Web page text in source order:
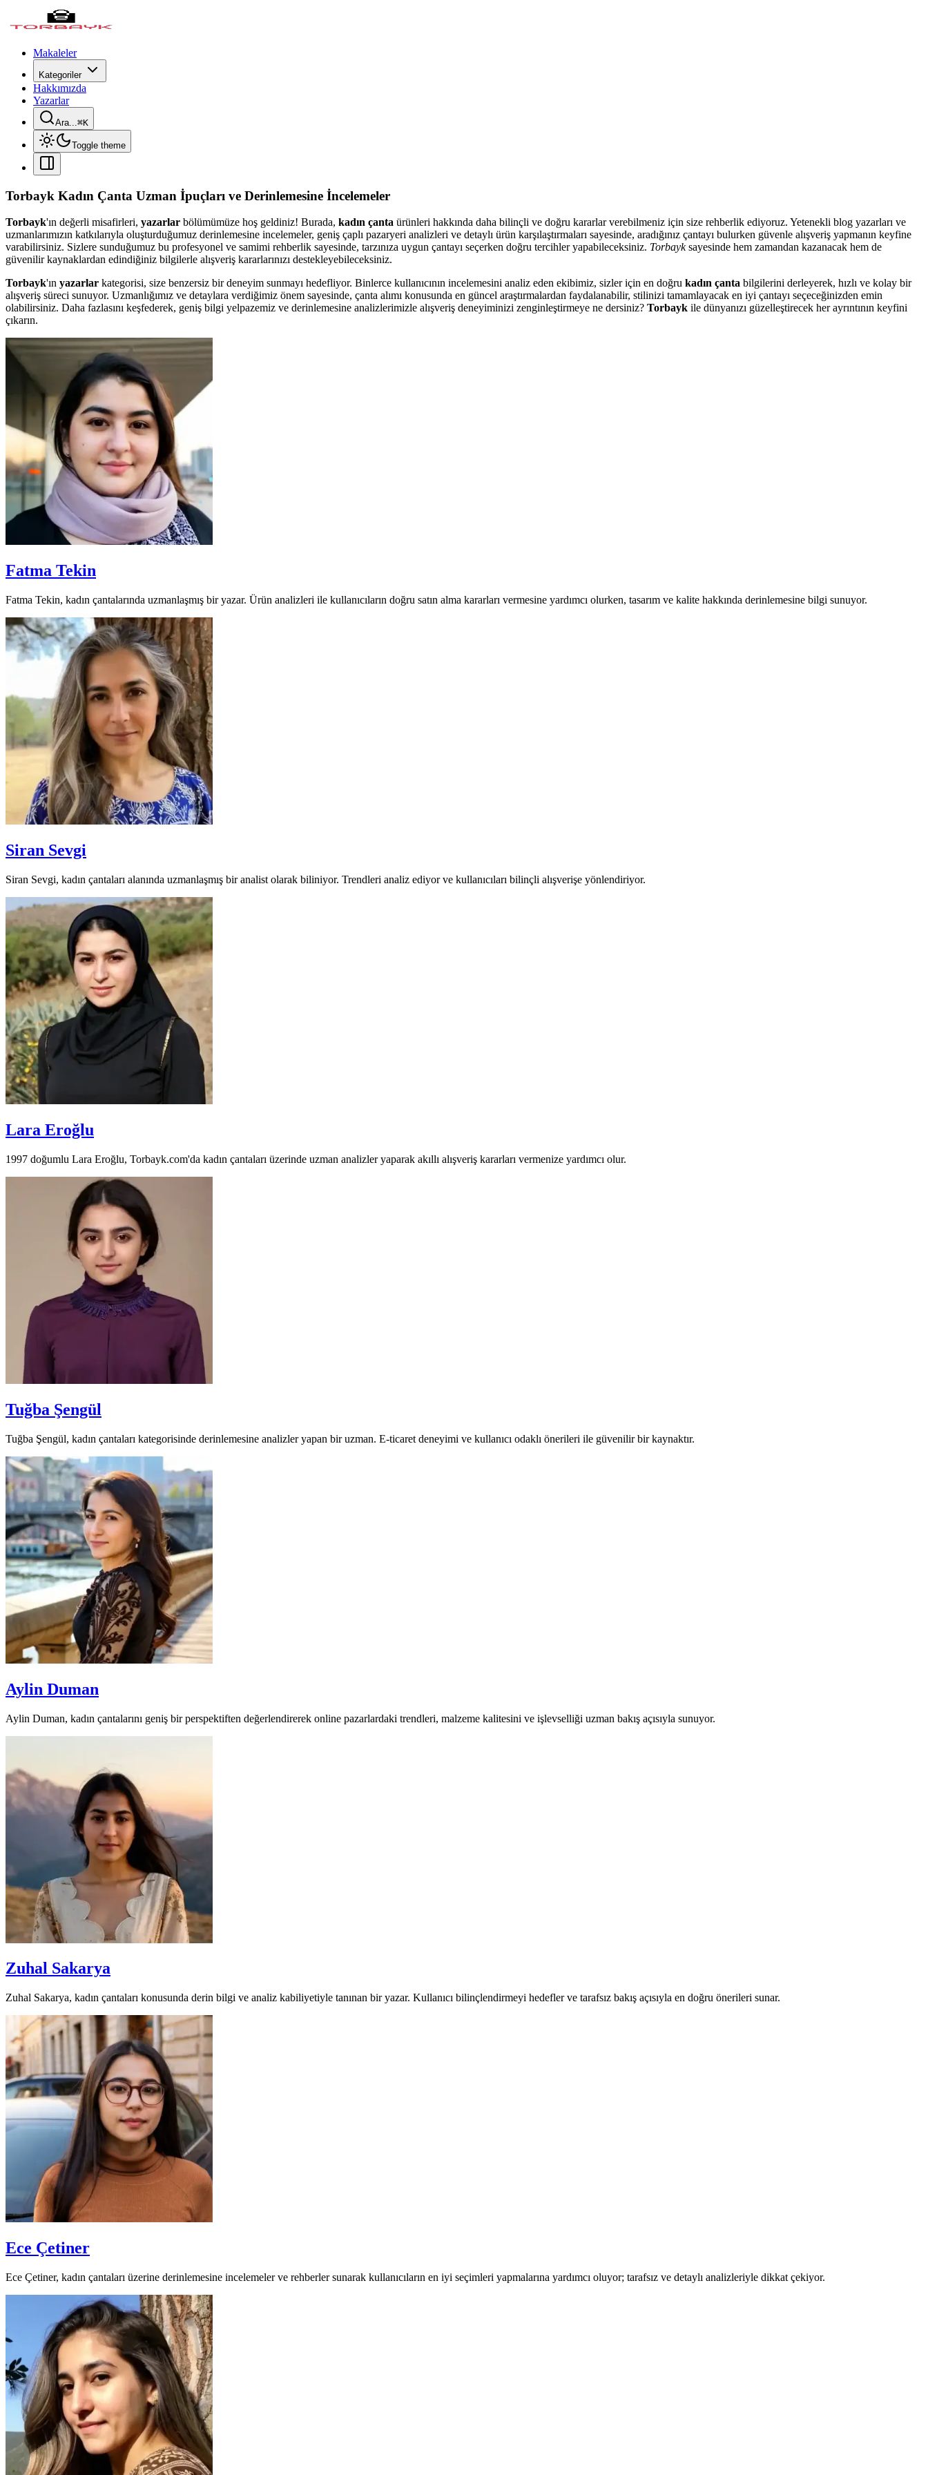
Makaleler
Kategoriler
Hakkımızda
Yazarlar
Ara...⌘K
Toggle theme
Torbayk Kadın Çanta Uzman İpuçları ve Derinlemesine İncelemeler
Torbayk'ın değerli misafirleri, yazarlar bölümümüze hoş geldiniz! Burada, kadın çanta ürünleri hakkında daha bilinçli ve doğru kararlar verebilmeniz için size rehberlik ediyoruz. Yetenekli blog yazarları ve
uzmanlarımızın katkılarıyla oluşturduğumuz derinlemesine incelemeler, geniş çaplı pazaryeri analizleri ve detaylı ürün karşılaştırmaları sayesinde, aradığınız çantayı bulurken güvenle alışveriş yapmanın keyfine
varabilirsiniz. Sizlere sunduğumuz bu profesyonel ve samimi rehberlik sayesinde, tarzınıza uygun çantayı seçerken doğru tercihler yapabileceksiniz. Torbayksayesinde hem zamandan kazanacak hem de
güvenilir kaynaklardan edindiğiniz bilgilerle alışveriş kararlarınızı destekleyebileceksiniz.
Torbayk'ın yazarlar kategorisi, size benzersiz bir deneyim sunmayı hedefliyor. Binlerce kullanıcının incelemesini analiz eden ekibimiz, sizler için en doğru kadın çanta bilgilerini derleyerek, hızlı ve kolay bir
alışveriş süreci sunuyor. Uzmanlığımız ve detaylara verdiğimiz önem sayesinde, çanta alımı konusunda en güncel araştırmalardan faydalanabilir, stilinizi tamamlayacak en iyi çantayı seçeceğinizden emin
olabilirsiniz. Daha fazlasını keşfederek, geniş bilgi yelpazemiz ve derinlemesine analizlerimizle alışveriş deneyiminizi zenginleştirmeye ne dersiniz? Torbayk ile dünyanızı güzelleştirecek her ayrıntının keyfini
çıkarın.
Fatma Tekin
Fatma Tekin, kadın çantalarında uzmanlaşmış bir yazar. Ürün analizleri ile kullanıcıların doğru satın alma kararları vermesine yardımcı olurken, tasarım ve kalite hakkında derinlemesine bilgi sunuyor.
Siran Sevgi
Siran Sevgi, kadın çantaları alanında uzmanlaşmış bir analist olarak biliniyor. Trendleri analiz ediyor ve kullanıcıları bilinçli alışverişe yönlendiriyor.
Lara Eroğlu
1997 doğumlu Lara Eroğlu, Torbayk.com'da kadın çantaları üzerinde uzman analizler yaparak akıllı alışveriş kararları vermenize yardımcı olur.
Tuğba Şengül
Tuğba Şengül, kadın çantaları kategorisinde derinlemesine analizler yapan bir uzman. E-ticaret deneyimi ve kullanıcı odaklı önerileri ile güvenilir bir kaynaktır.
Aylin Duman
Aylin Duman, kadın çantalarını geniş bir perspektiften değerlendirerek online pazarlardaki trendleri, malzeme kalitesini ve işlevselliği uzman bakış açısıyla sunuyor.
Zuhal Sakarya
Zuhal Sakarya, kadın çantaları konusunda derin bilgi ve analiz kabiliyetiyle tanınan bir yazar. Kullanıcı bilinçlendirmeyi hedefler ve tarafsız bakış açısıyla en doğru önerileri sunar.
Ece Çetiner
Ece Çetiner, kadın çantaları üzerine derinlemesine incelemeler ve rehberler sunarak kullanıcıların en iyi seçimleri yapmalarına yardımcı oluyor; tarafsız ve detaylı analizleriyle dikkat çekiyor.